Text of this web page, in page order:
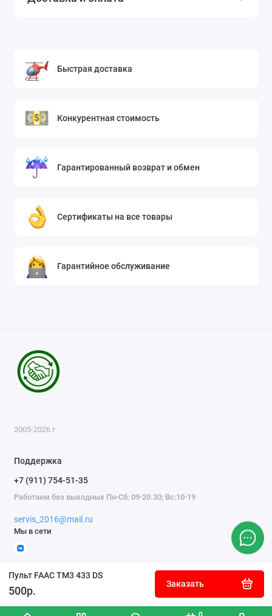
Пульт FAAC TM3 433 DS
500р.
Заказать
Быстрая доставка
Конкурентная стоимость
Гарантированный возврат и обмен
Сертификаты на все товары
Гарантийное обслуживание
2005-2026 г
Поддержка
+7 (911) 754-51-35
Работаем без выходных Пн-Сб: 09-20.30; Вс:10-19
servis_2016@mail.ru
Мы в сети